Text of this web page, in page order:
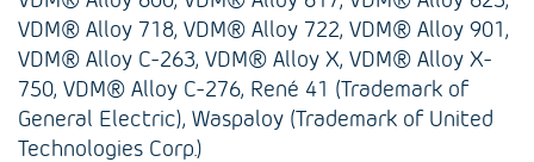
VDM® Alloy 718, VDM® Alloy 722, VDM® Alloy 901,
VDM® Alloy C-263, VDM® Alloy X, VDM® Alloy X-
750, VDM® Alloy C-276, René 41 (Trademark of
General Electric), Waspaloy (Trademark of United
Technologies Corp.)